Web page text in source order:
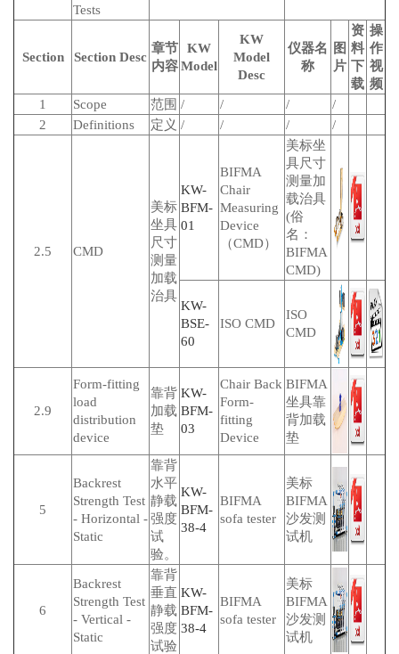
Tests
Section Section Desc
章节
内容
KW
Model
KW
Model
Desc
仪器名
称
图
片
资
料
下
载
操
作
视
频
1
Scope 范围 / / /
/
2
Definitions 定义 / / / /
2.5 CMD
美标
坐具
尺寸
测量
加载
治具
KW-
BFM-
01
BIFMA
Chair
Measuring
Device
（CMD）
美标坐
具尺寸
测量加
载治具
(俗
名：
BIFMA
CMD)
KW-
BSE-
60
ISO CMD
ISO
CMD
2.9
Form-fitting
load
distribution
device
靠背
加载
垫
KW-
BFM-
03
Chair Back
Form-
fitting
Device
BIFMA
坐具靠
背加载
垫
5
Backrest
Strength Test
- Horizontal -
Static
靠背
水平
静载
强度
试
验。
KW-
BFM-
38-4
BIFMA
sofa tester
美标
BIFMA
沙发测
试机
6
Backrest
Strength Test
- Vertical -
Static
靠背
垂直
静载
强度
试验
KW-
BFM-
38-4
BIFMA
sofa tester
美标
BIFMA
沙发测
试机